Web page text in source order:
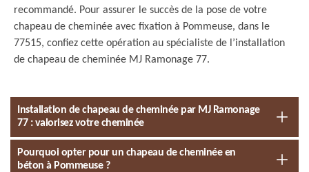
recommandé. Pour assurer le succès de la pose de votre
chapeau de cheminée avec fixation à Pommeuse, dans le
77515, confiez cette opération au spécialiste de l’installation
de chapeau de cheminée MJ Ramonage 77.
Installation de chapeau de cheminée par MJ Ramonage
77 : valorisez votre cheminée
Pourquoi opter pour un chapeau de cheminée en
béton à Pommeuse ?